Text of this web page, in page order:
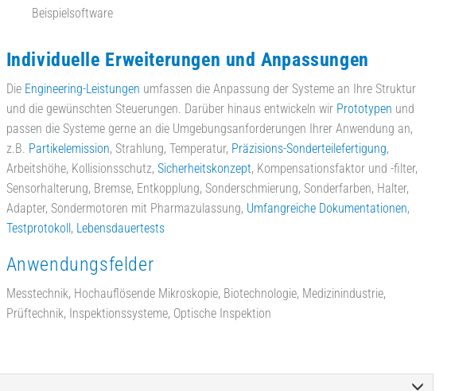
Beispielsoftware
Individuelle Erweiterungen und Anpassungen
Die Engineering-Leistungen umfassen die Anpassung der Systeme an Ihre Struktur
und die gewünschten Steuerungen. Darüber hinaus entwickeln wir Prototypen und
passen die Systeme gerne an die Umgebungsanforderungen Ihrer Anwendung an,
z.B. Partikelemission, Strahlung, Temperatur, Präzisions-Sonderteilefertigung,
Arbeitshöhe, Kollisionsschutz, Sicherheitskonzept, Kompensationsfaktor und -filter,
Sensorhalterung, Bremse, Entkopplung, Sonderschmierung, Sonderfarben, Halter,
Adapter, Sondermotoren mit Pharmazulassung, Umfangreiche Dokumentationen,
Testprotokoll, Lebensdauertests
Anwendungsfelder
Messtechnik, Hochauflösende Mikroskopie, Biotechnologie, Medizinindustrie,
Prüftechnik, Inspektionssysteme, Optische Inspektion